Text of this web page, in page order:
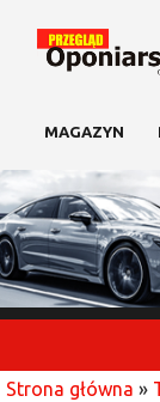
MAGAZYN
Strona główna »